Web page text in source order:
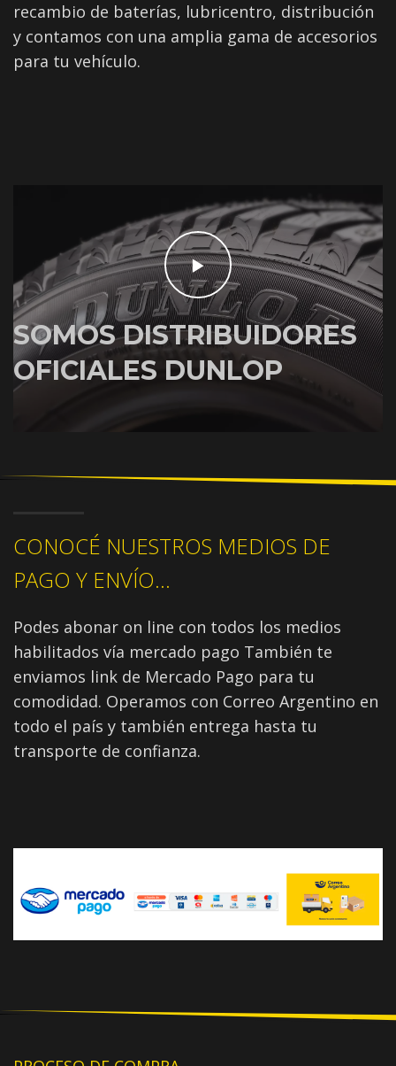
recambio de baterías, lubricentro, distribución
y contamos con una amplia gama de accesorios
para tu vehículo.
SOMOS DISTRIBUIDORES
OFICIALES DUNLOP
CONOCÉ NUESTROS MEDIOS DE
PAGO Y ENVÍO...
Podes abonar on line con todos los medios
habilitados vía mercado pago También te
enviamos link de Mercado Pago para tu
comodidad. Operamos con Correo Argentino en
todo el país y también entrega hasta tu
transporte de confianza.